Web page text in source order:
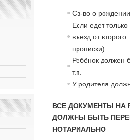
Св-во о
Если едет
въезд от
прописки)
Ребёнок должен
т.п.
У родителя
ВСЕ ДОКУМЕНТЫ НА
ДОЛЖНЫ БЫТЬ
НОТАРИАЛЬНО